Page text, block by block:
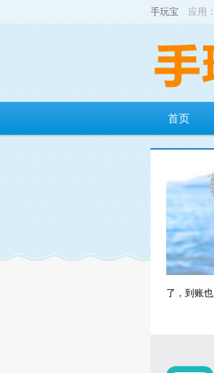
手玩宝 应用
首页
了，到账